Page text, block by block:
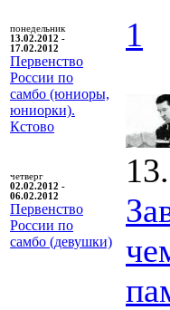
понедельник
13.02.2012 -
17.02.2012
Первенство
России по
самбо (юниоры,
юниорки).
Кстово
четверг
02.02.2012 -
06.02.2012
Первенство
России по
самбо (девушки)
1